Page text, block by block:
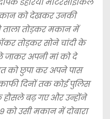
को देखकर उनकी
तोड़कर मकान में
तोड़कर सोने चांदी के
जाकर अपनी मां को दे
को छुपा कर अपने पास
दिनों तक कोई पुलिस
के हौसले बढ़ गए और उन्होंने
को उसी मकान में दोबारा